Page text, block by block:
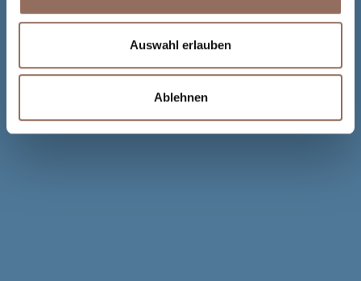
Auswahl erlauben
Ablehnen